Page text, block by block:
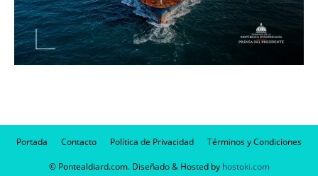
Portada Contacto Política de Privacidad Términos y Condiciones
© Pontealdiard.com. Diseñado & Hosted by hostoki.com